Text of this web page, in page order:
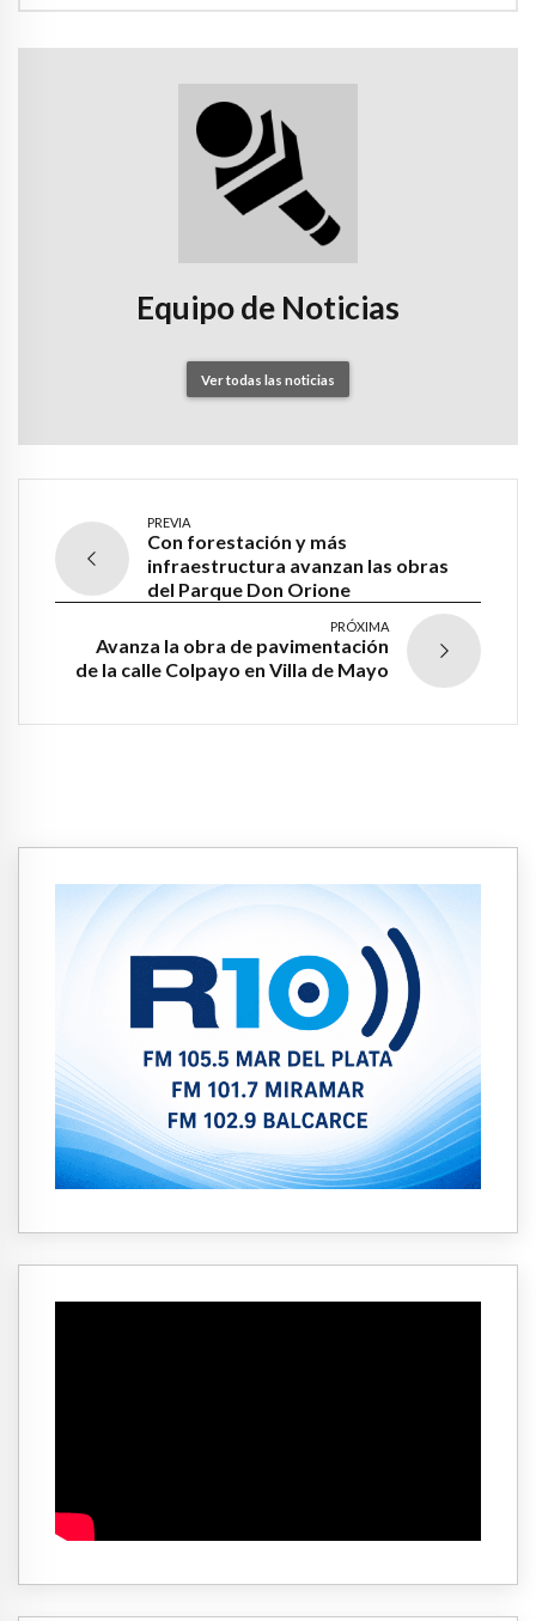
Equipo de Noticias
Ver todas las noticias
PREVIA
Con forestación y más
infraestructura avanzan las obras
del Parque Don Orione
PRÓXIMA
Avanza la obra de pavimentación
de la calle Colpayo en Villa de Mayo